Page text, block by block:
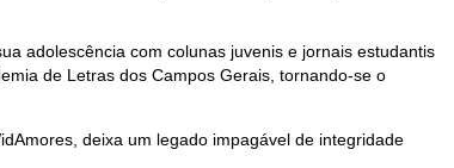
adolescência com colunas juvenis e jornais estudantis
de Letras dos Campos Gerais, tornando-se o
deixa um legado impagável de integridade